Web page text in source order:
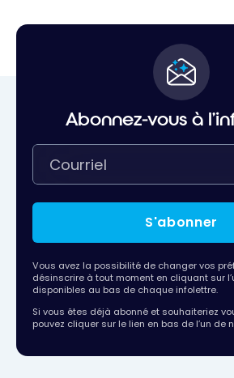
Abonnez-vous à
S'abonner
Vous avez la possibilité de changer vos
désinscrire à tout moment en cliquant sur
disponibles au bas de chaque infolettre.
Si vous êtes déjà abonné et souhaiteriez
pouvez cliquer sur le lien en bas de l’un de